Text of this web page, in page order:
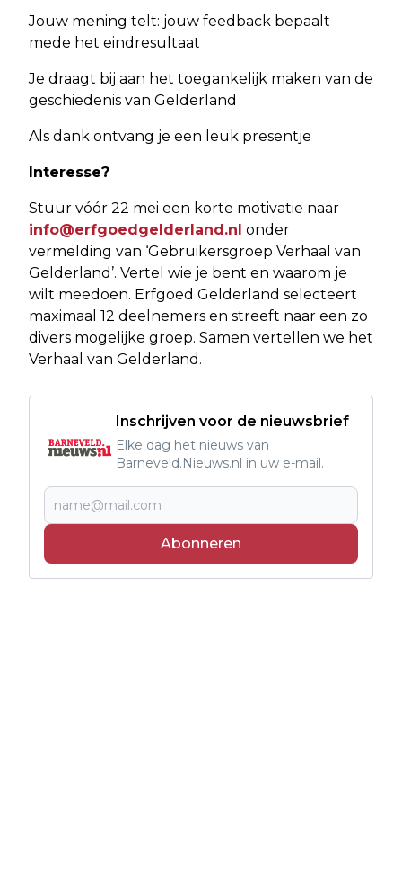
Jouw mening telt: jouw feedback bepaalt
mede het eindresultaat
Je draagt bij aan het toegankelijk maken van de
geschiedenis van Gelderland
Als dank ontvang je een leuk presentje
Interesse?
Stuur vóór 22 mei een korte motivatie naar
info@erfgoedgelderland.nl onder
vermelding van ‘Gebruikersgroep Verhaal van
Gelderland’. Vertel wie je bent en waarom je
wilt meedoen. Erfgoed Gelderland selecteert
maximaal 12 deelnemers en streeft naar een zo
divers mogelijke groep. Samen vertellen we het
Verhaal van Gelderland.
Inschrijven voor de nieuwsbrief
Elke dag het nieuws van
Barneveld.Nieuws.nl in uw e-mail.
Abonneren